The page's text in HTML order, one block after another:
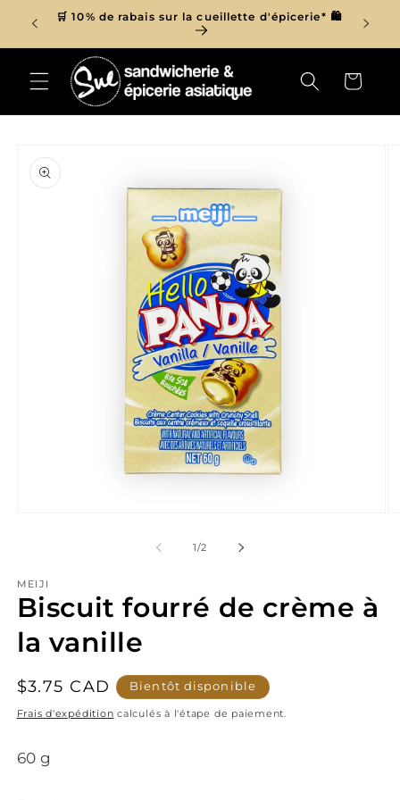
passer
contenu
150$ 🛒 10% de rabais sur la cueillette d'épicerie* 🛍
Panier
informations
produits
une
fenêtre
modale
1/de
2
MEIJI
Biscuit fourré de crème à
la vanille
Prix
habituel
$3.75 CAD Bientôt disponible
Frais d'expédition calculés à l'étape de paiement.
60 g